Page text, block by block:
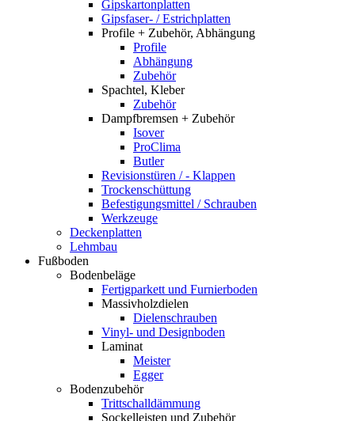
Gipskartonplatten
Gipsfaser- / Estrichplatten
Profile + Zubehör, Abhängung
Profile
Abhängung
Zubehör
Spachtel, Kleber
Zubehör
Dampfbremsen + Zubehör
Isover
ProClima
Butler
Revisionstüren / - Klappen
Trockenschüttung
Befestigungsmittel / Schrauben
Werkzeuge
Deckenplatten
Lehmbau
Fußboden
Bodenbeläge
Fertigparkett und Furnierboden
Massivholzdielen
Dielenschrauben
Vinyl- und Designboden
Laminat
Meister
Egger
Bodenzubehör
Trittschalldämmung
Sockelleisten und Zubehör